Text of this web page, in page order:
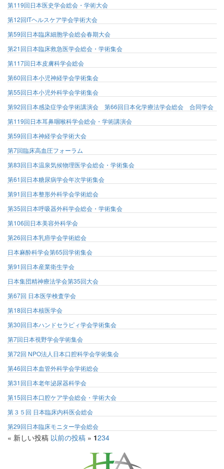
第119回日本医史学会総会・学術大会
第12回ITヘルスケア学会学術大会
第59回日本臨床細胞学会総会春期大会
第21回日本臨床救急医学会総会・学術集会
第117回日本皮膚科学会総会
第60回日本小児神経学会学術集会
第55回日本小児外科学会学術集会
第92回日本感染症学会学術講演会 第66回日本化学療法学会総会 合同学会
第119回日本耳鼻咽喉科学会総会・学術講演会
第59回日本神経学会学術大会
第7回臨床高血圧フォーラム
第83回日本温泉気候物理医学会総会・学術集会
第61回日本糖尿病学会年次学術集会
第91回日本整形外科学会学術総会
第35回日本呼吸器外科学会総会・学術集会
第106回日本美容外科学会
第26回日本乳癌学会学術総会
日本麻酔科学会第65回学術集会
第91回日本産業衛生学会
日本集団精神療法学会第35回大会
第67回 日本医学検査学会
第18回日本核医学会
第30回日本ハンドセラピィ学会学術集会
第7回日本視野学会学術集会
第72回 NPO法人日本口腔科学会学術集会
第46回日本血管外科学会学術総会
第31回日本老年泌尿器科学会
第15回日本口腔ケア学会総会・学術大会
第３５回 日本臨床内科医会総会
第29回日本臨床モニター学会総会
« 新しい投稿 以前の投稿 » 1234